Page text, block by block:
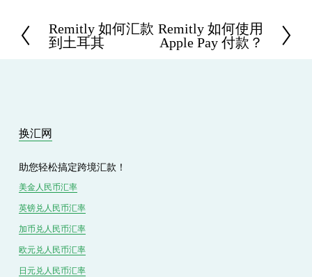
P
r
Remitly 如何汇款
到土耳其
N
Remitly 如何使用
Apple Pay 付款？
换汇网
助您轻松搞定跨境汇款！
美金人民币汇率
英镑兑人民币汇率
加币兑人民币汇率
欧元兑人民币汇率
日元兑人民币汇率